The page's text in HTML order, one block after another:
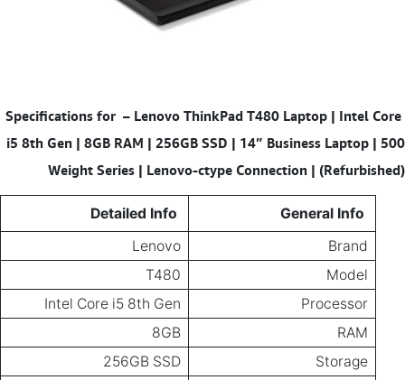
– Lenovo ThinkPad T480 Laptop | Intel Core
i5 8th Gen | 8GB RAM | 256GB SSD | 14” Business Laptop | 500
Weight Series | Lenovo-ctype Connection | (Refurbished)
General Info
Detailed Info
Brand
Lenovo
Model
T480
Processor
Intel Core i5 8th Gen
RAM
8GB
Storage
256GB SSD